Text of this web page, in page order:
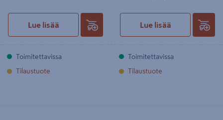
Lue lisää
Toimitettavissa
Tilaustuote
Lue lisää
Toimitettavissa
Tilaustuote